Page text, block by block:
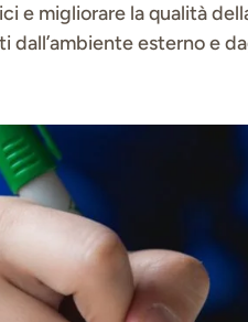
e migliorare la qualità
esterno e